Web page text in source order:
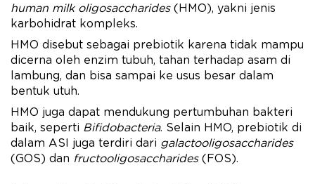
human milk oligosaccharides(HMO), yakni jenis
karbohidrat kompleks.
HMO disebut sebagai prebiotik karena tidak mampu
dicerna oleh enzim tubuh, tahan terhadap asam di
lambung, dan bisa sampai ke usus besar dalam
bentuk utuh.
HMO juga dapat mendukung pertumbuhan bakteri
baik, seperti Bifidobacteria. Selain HMO, prebiotik di
dalam ASI juga terdiri dari galactooligosaccharides
(GOS) dan fructooligosaccharides (FOS).